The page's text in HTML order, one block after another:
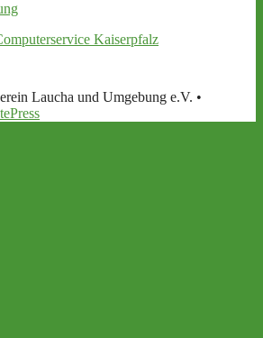
Kaiserpfalz
Laucha und Umgebung e.V. •